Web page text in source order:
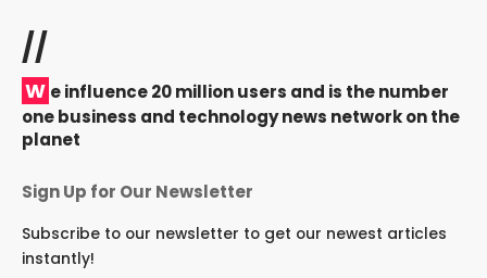
//
W e influence 20 million users and is the number
one business and technology news network on the
planet
Sign Up for Our Newsletter
Subscribe to our newsletter to get our newest articles
instantly!